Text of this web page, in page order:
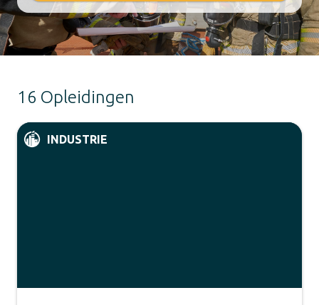
16 Opleidingen
INDUSTRIE